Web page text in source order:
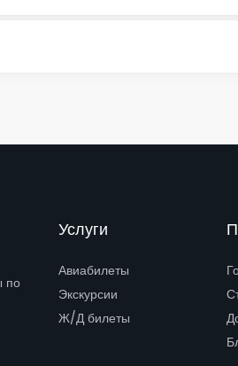
по
Услуги
Авиабилеты
Экскурсии
Ж/Д билеты